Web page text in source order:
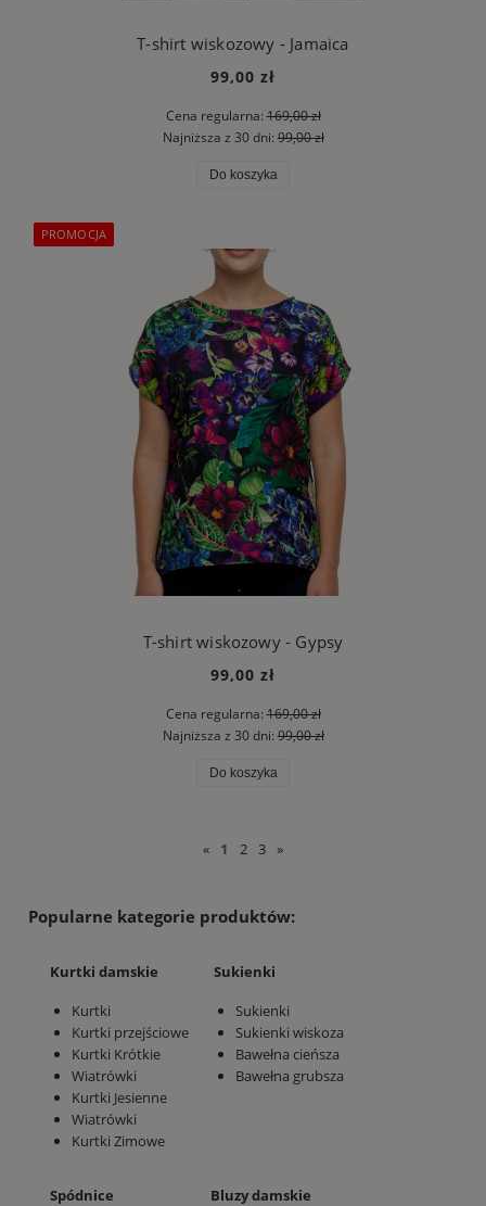
T-shirt wiskozowy - Jamaica
99,00 zł
Cena regularna:169,00 zł
Najniższa z 30 dni:99,00 zł
Do koszyka
T-shirt wiskozowy - Gypsy
99,00 zł
Cena regularna:169,00 zł
Najniższa z 30 dni:99,00 zł
Do koszyka
PROMOCJA
« 1 2 3 »
Popularne kategorie produktów:
Kurtki damskie
Kurtki
Kurtki przejściowe
Kurtki Krótkie
Wiatrówki
Kurtki Jesienne
Wiatrówki
Kurtki Zimowe
Sukienki
Sukienki
Sukienki wiskoza
Bawełna cieńsza
Bawełna grubsza
Spódnice Bluzy damskie